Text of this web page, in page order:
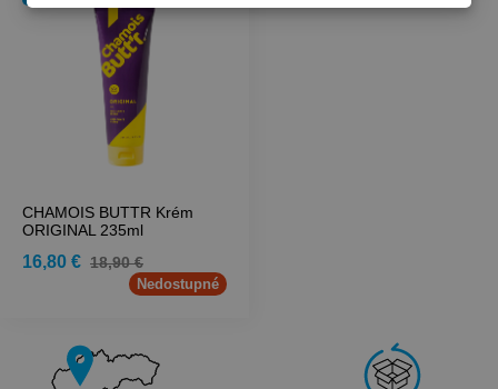
CHAMOIS BUTTR Krém
ORIGINAL 235ml
16,80 € 18,90 €
Nedostupné